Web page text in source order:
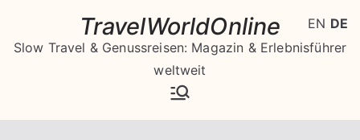
springen
TravelWorldOnline
Slow Travel & Genussreisen: Magazin & Erlebnisführer
weltweit
EN DE